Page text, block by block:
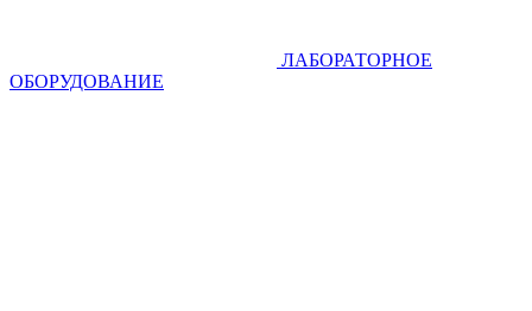
ЛАБОРАТОРНОЕ
ОБОРУДОВАНИЕ